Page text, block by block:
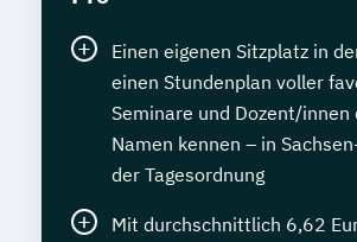
Einen eigenen Sitzplatz in
einen Stundenplan voller
Seminare und Dozent/innen
Namen kennen – in
der Tagesordnung
Mit durchschnittlich 6,62